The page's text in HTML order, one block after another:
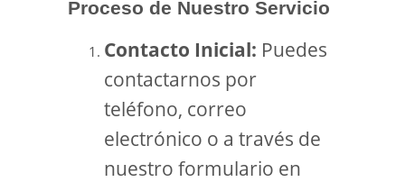
Proceso de Nuestro Servicio
Contacto Inicial: Puedes
contactarnos por
teléfono, correo
electrónico o a través de
nuestro formulario en